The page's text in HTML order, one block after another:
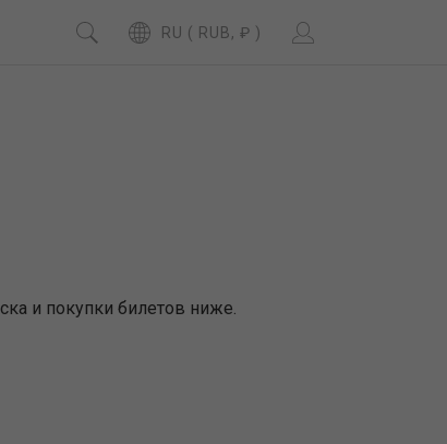
RU ( RUB, ₽ )
и покупки билетов ниже.